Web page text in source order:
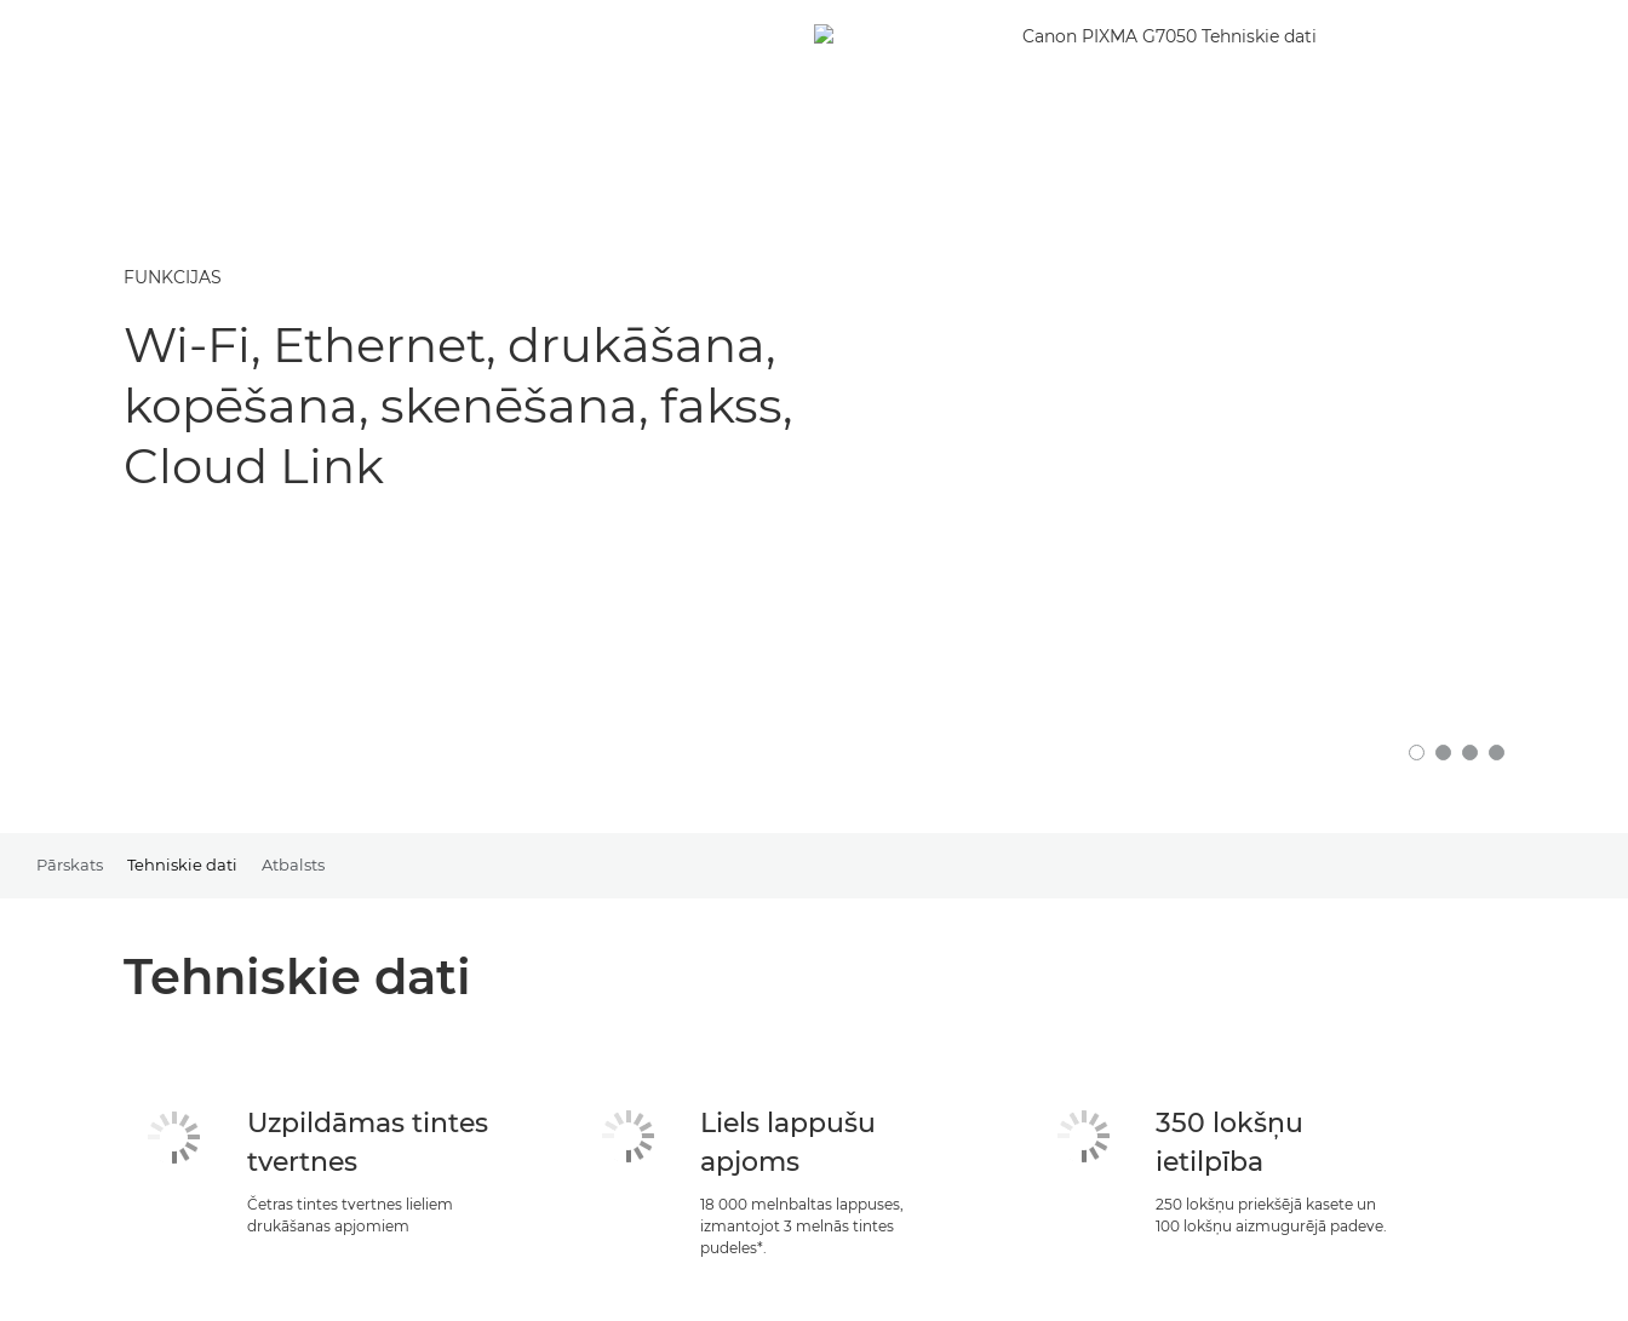
FUNKCIJAS
Wi-Fi, Ethernet, drukāšana,
kopēšana, skenēšana, fakss,
Cloud Link
Pārskats Tehniskie dati Atbalsts
Tehniskie dati
Uzpildāmas tintes
tvertnes
Četras tintes tvertnes lieliem
drukāšanas apjomiem
Liels lappušu
apjoms
18 000 melnbaltas lappuses,
izmantojot 3 melnās tintes
pudeles*.
350 lokšņu
ietilpība
250 lokšņu priekšējā kasete un
100 lokšņu aizmugurējā padeve.